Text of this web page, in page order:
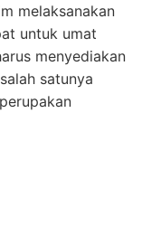
melaksanakan
untuk umat
menyediakan
satunya